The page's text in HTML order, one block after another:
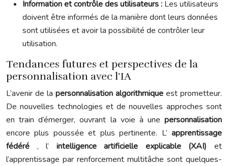
Information et contrôle des utilisateurs : Les utilisateurs
doivent être informés de la manière dont leurs données
sont utilisées et avoir la possibilité de contrôler leur
utilisation.
Tendances futures et perspectives de la
personnalisation avec l’IA
L’avenir de la personnalisation algorithmique est prometteur.
De nouvelles technologies et de nouvelles approches sont
en train d’émerger, ouvrant la voie à une personnalisation
encore plus poussée et plus pertinente. L’ apprentissage
fédéré , l’ intelligence artificielle explicable (XAI)et
l’apprentissage par renforcement multitâche sont quelques-